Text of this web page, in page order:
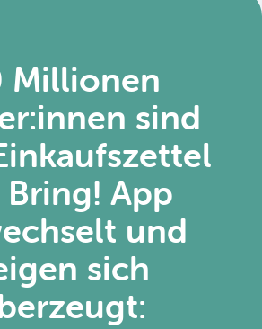
Millionen
sind
App
und
sich